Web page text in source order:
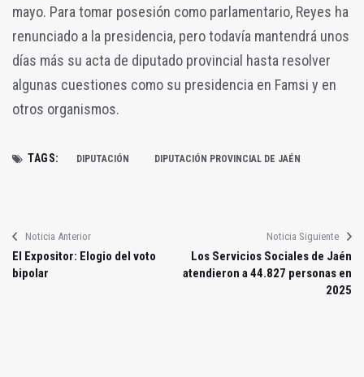
mayo. Para tomar posesión como parlamentario, Reyes ha
renunciado a la presidencia, pero todavía mantendrá unos
días más su acta de diputado provincial hasta resolver
algunas cuestiones como su presidencia en Famsi y en
otros organismos.
TAGS: DIPUTACIÓN DIPUTACIÓN PROVINCIAL DE JAÉN
Noticia Anterior
El Expositor: Elogio del voto
bipolar
Noticia Siguiente
Los Servicios Sociales de Jaén
atendieron a 44.827 personas en
2025